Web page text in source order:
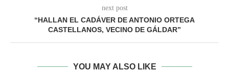
next post
“HALLAN EL CADÁVER DE ANTONIO ORTEGA
CASTELLANOS, VECINO DE GÁLDAR”
YOU MAY ALSO LIKE